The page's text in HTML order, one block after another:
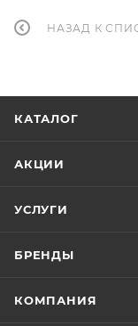
НАЗАД К
КАТАЛОГ
АКЦИИ
УСЛУГИ
БРЕНДЫ
КОМПАНИЯ